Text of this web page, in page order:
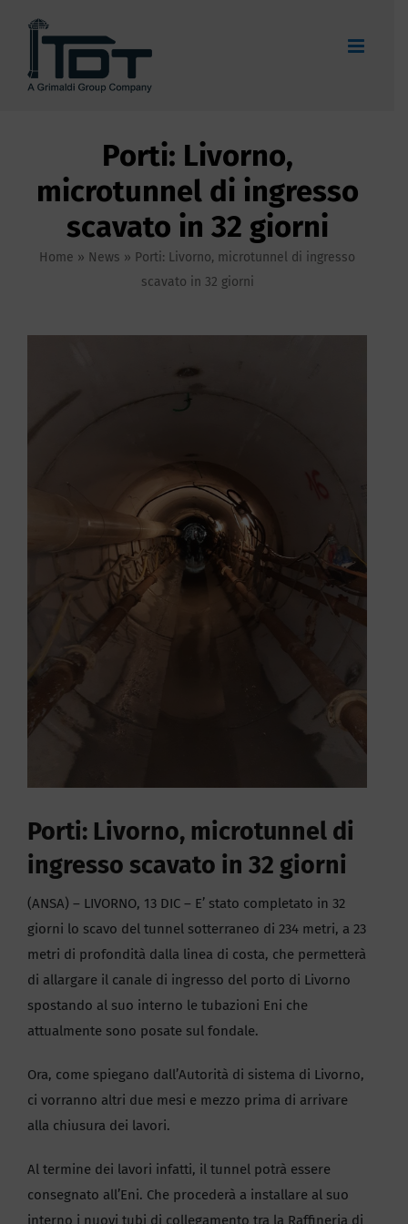
Porti: Livorno,
microtunnel di ingresso
scavato in 32 giorni
Home » News » Porti: Livorno, microtunnel di ingresso
scavato in 32 giorni
Porti: Livorno, microtunnel di
ingresso scavato in 32 giorni
(ANSA) – LIVORNO, 13 DIC – E’ stato completato in 32
giorni lo scavo del tunnel sotterraneo di 234 metri, a 23
metri di profondità dalla linea di costa, che permetterà
di allargare il canale di ingresso del porto di Livorno
spostando al suo interno le tubazioni Eni che
attualmente sono posate sul fondale.
Ora, come spiegano dall’Autorità di sistema di Livorno,
ci vorranno altri due mesi e mezzo prima di arrivare
alla chiusura dei lavori.
Al termine dei lavori infatti, il tunnel potrà essere
consegnato all’Eni. Che procederà a installare al suo
interno i nuovi tubi di collegamento tra la Raffineria di